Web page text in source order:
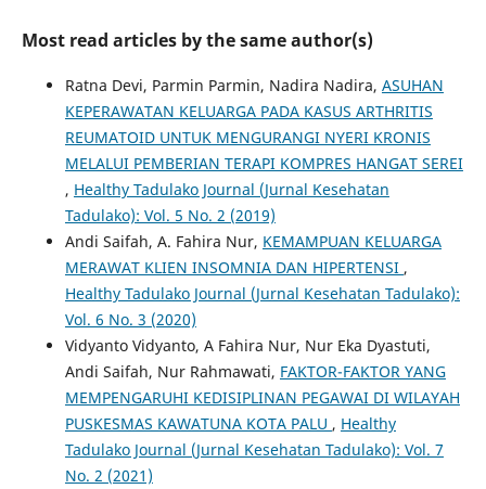
Most read articles by the same author(s)
Ratna Devi, Parmin Parmin, Nadira Nadira, ASUHAN
KEPERAWATAN KELUARGA PADA KASUS ARTHRITIS
REUMATOID UNTUK MENGURANGI NYERI KRONIS
MELALUI PEMBERIAN TERAPI KOMPRES HANGAT SEREI
, Healthy Tadulako Journal (Jurnal Kesehatan
Tadulako): Vol. 5 No. 2 (2019)
Andi Saifah, A. Fahira Nur, KEMAMPUAN KELUARGA
MERAWAT KLIEN INSOMNIA DAN HIPERTENSI ,
Healthy Tadulako Journal (Jurnal Kesehatan Tadulako):
Vol. 6 No. 3 (2020)
Vidyanto Vidyanto, A Fahira Nur, Nur Eka Dyastuti,
Andi Saifah, Nur Rahmawati, FAKTOR-FAKTOR YANG
MEMPENGARUHI KEDISIPLINAN PEGAWAI DI WILAYAH
PUSKESMAS KAWATUNA KOTA PALU , Healthy
Tadulako Journal (Jurnal Kesehatan Tadulako): Vol. 7
No. 2 (2021)